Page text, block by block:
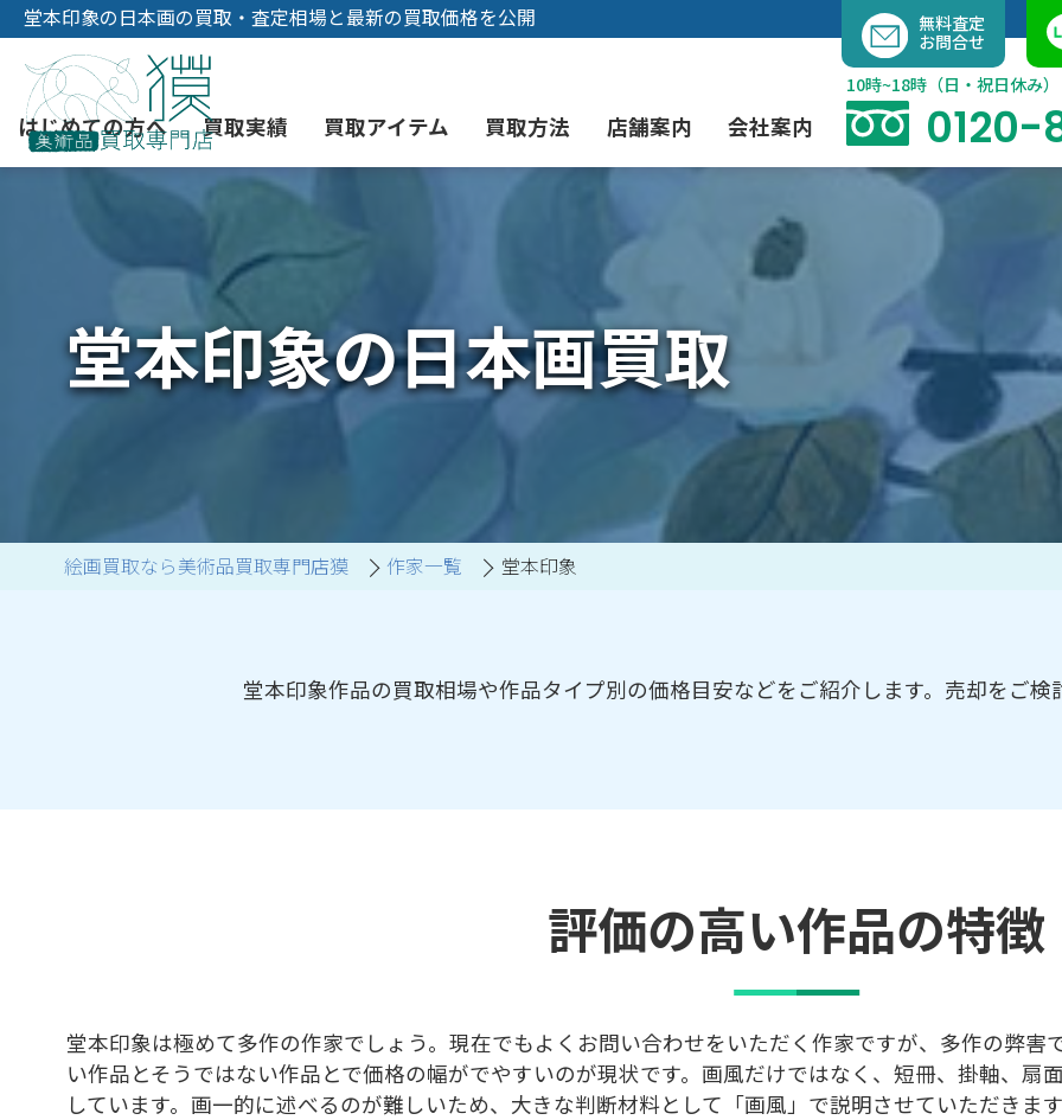
容
キ
ッ
堂本印象の日本画の買取・査定相場と最新の買取価格を公開
はじめての方へ
初めての美術品売却
YOUTUBE instagram
買取実績 買取アイテム
絵画買取
骨董品買取 茶道具買取
彫刻・ブロンズ買取
中国骨董品買取 工芸品買取
買取方法
3つの買取方法
宅配・郵送買取 業者間オークション出品代行
店舗案内
東京店
会社案内
会社概要
消費者志向自主宣言
無料査定
お問合せ
10時~18時（日・祝日休み）
堂本印象の日本画買取
絵画買取なら美術品買取専門店獏 作家一覧 堂本印象
堂本印象作品の買取相場や作品タイプ別の価格目安などをご紹介します。売却をご
評価の高い作品の特徴
堂本印象は極めて多作の作家でしょう。現在でもよくお問い合わせをいただく作家ですが、多作の弊
い作品とそうではない作品とで価格の幅がでやすいのが現状です。画風だけではなく、短冊、掛軸、扇
しています。画一的に述べるのが難しいため、大きな判断材料として「画風」で説明させていただきま